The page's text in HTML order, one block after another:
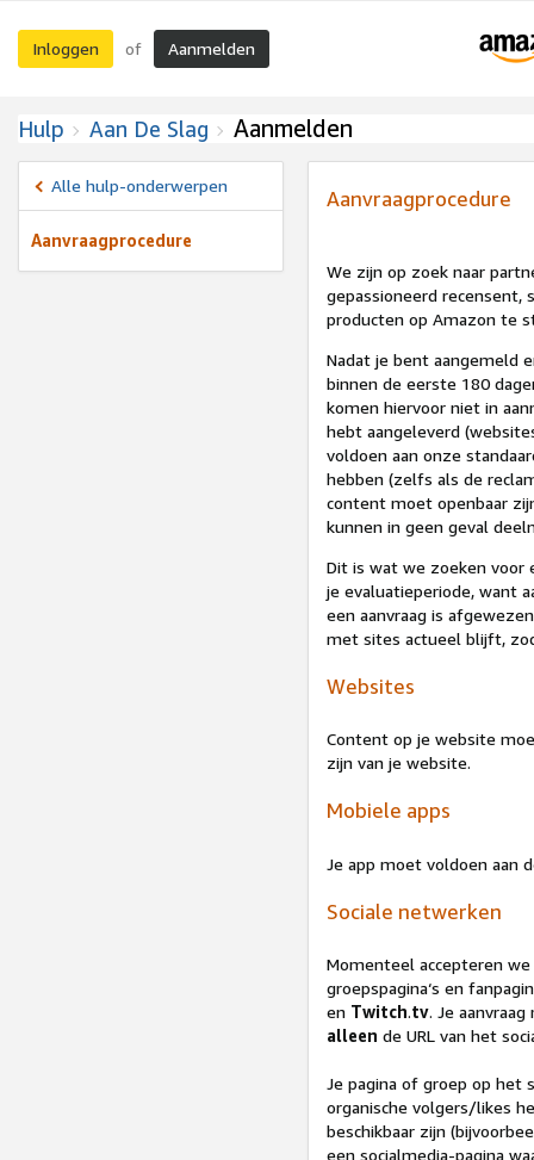
Inloggen of Aanmelden
Hulp Aan De Slag Aanmelden
Alle hulp-onderwerpen
Aanvraagprocedure
Aanvraagprocedure
We zijn op zoek naar
gepassioneerd
producten op Amazon te
Nadat je bent aangemeld
binnen de eerste 180
komen hiervoor niet in
hebt aangeleverd
voldoen aan onze
hebben (zelfs als de
content moet openbaar
kunnen in geen geval
Dit is wat we zoeken voor
je evaluatieperiode, want
een aanvraag is
met sites actueel blijft,
Websites
Content op je website
zijn van je website.
Mobiele apps
Je app moet voldoen aan
Sociale netwerken
Momenteel accepteren
groepspagina‘s en
en Twitch.tv. Je
alleen de URL van het
Je pagina of groep op het
organische volgers/likes
beschikbaar zijn
een socialmedia-pagina